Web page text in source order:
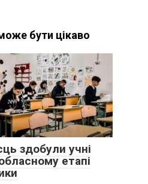
бути цікаво
здобули учні
етапі